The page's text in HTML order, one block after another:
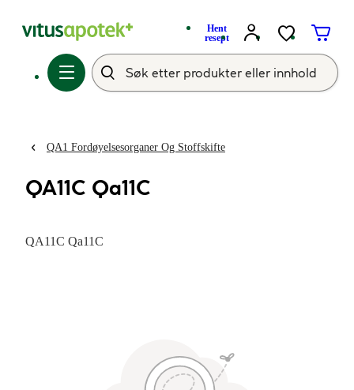
Hent
resept
QA1 Fordøyelsesorganer Og Stoffskifte
QA11C Qa11C
QA11C Qa11C